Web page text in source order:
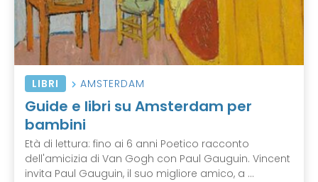
LIBRI AMSTERDAM
Guide e libri su Amsterdam per
bambini
Età di lettura: fino ai 6 anni Poetico racconto
dell'amicizia di Van Gogh con Paul Gauguin. Vincent
invita Paul Gauguin, il suo migliore amico, a ...